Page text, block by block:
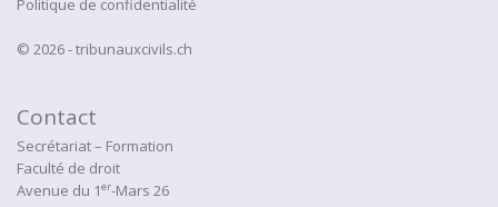
Politique de confidentialité
© 2026 - tribunauxcivils.ch
Contact
Secrétariat – Formation
Faculté de droit
Avenue du 1er-Mars 26